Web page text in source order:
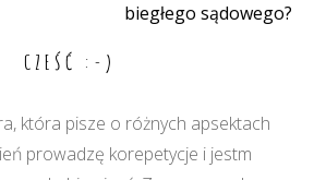
biegłego sądowego?
CZEŚĆ :-)
która pisze o różnych apsektach
prowadzę korepetycje i jestm